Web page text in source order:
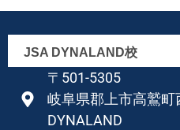
JSA DYNALAND校
〒501-5305
岐阜県郡上市高鷲町
DYNALAND